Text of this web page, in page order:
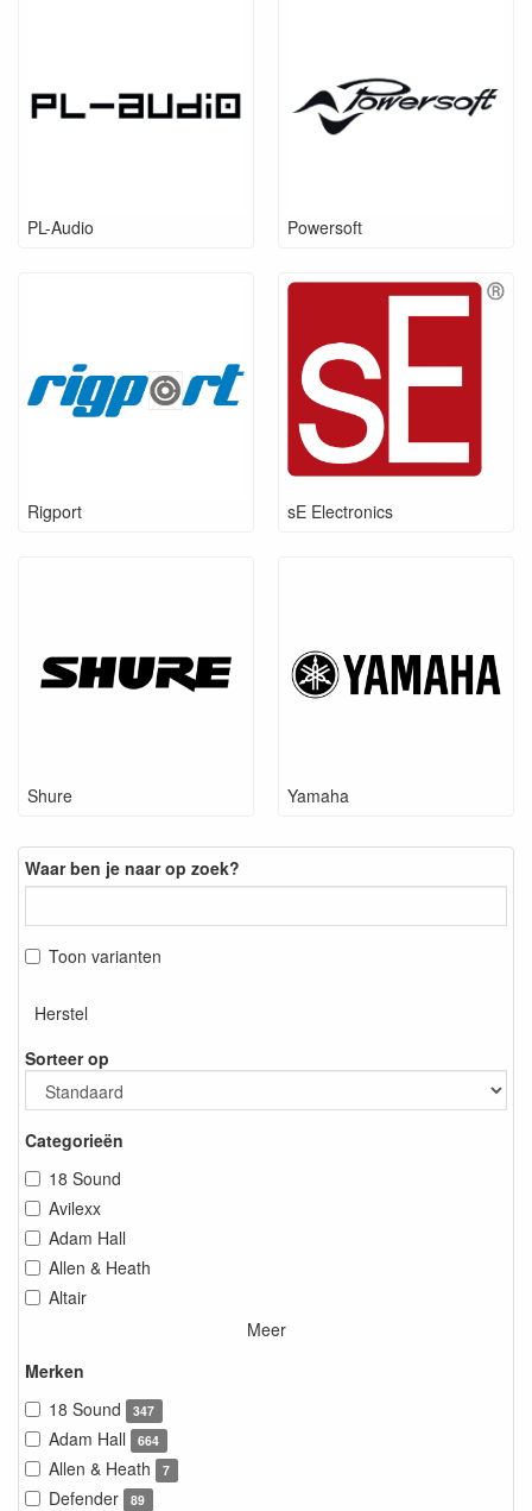
Waar ben je naar op zoek?
Toon varianten
Herstel
Sorteer op
Categorieën
18 Sound
Avilexx
Adam Hall
Allen & Heath
Altair
Meer
Merken
18 Sound
347
Adam Hall 664
Allen & Heath 7
Defender 89
PL-Audio Powersoft
Rigport sE Electronics
Shure Yamaha